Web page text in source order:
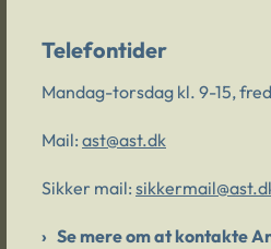
Telefontider
Mandag-torsdag kl. 9-15,
Mail: ast@ast.dk
Sikker mail:
Se mere om at kontakte